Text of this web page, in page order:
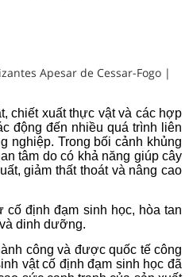
chiết xuất thực vật và các hợp
động đến nhiều quá trình liên
nghiệp. Trong bối cảnh khủng
tâm do có khả năng giúp cây
giảm thất thoát và nâng cao
định đạm sinh học, hòa tan
dinh dưỡng.
công và được quốc tế công
vật cố định đạm sinh học đã